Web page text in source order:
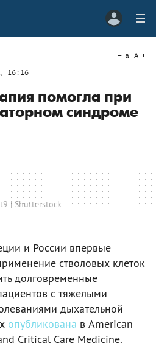
16:16
a A
помогла при
синдроме
| Shutterstock
и России впервые
стволовых клеток
долговременные
с тяжелыми
дыхательной
опубликована в American
Critical Care Medicine.